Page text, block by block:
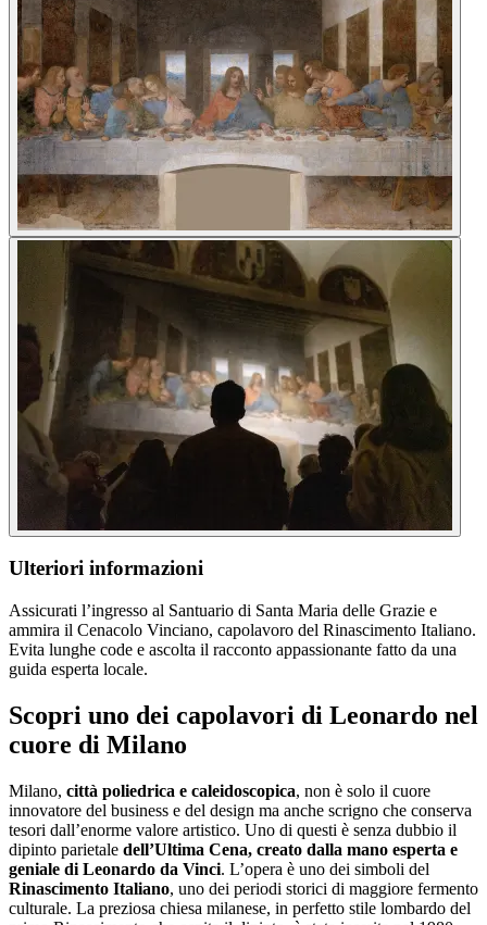
Ulteriori informazioni
Assicurati l’ingresso al Santuario di Santa Maria delle Grazie e
ammira il Cenacolo Vinciano, capolavoro del Rinascimento Italiano.
Evita lunghe code e ascolta il racconto appassionante fatto da una
guida esperta locale.
Scopri uno dei capolavori di Leonardo nel
cuore di Milano
Milano, città poliedrica e caleidoscopica, non è solo il cuore
innovatore del business e del design ma anche scrigno che conserva
tesori dall’enorme valore artistico. Uno di questi è senza dubbio il
dipinto parietale dell’Ultima Cena, creato dalla mano esperta e
geniale di Leonardo da Vinci. L’opera è uno dei simboli del
Rinascimento Italiano, uno dei periodi storici di maggiore fermento
culturale. La preziosa chiesa milanese, in perfetto stile lombardo del